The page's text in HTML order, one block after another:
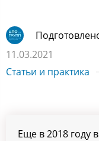
11.03.2021
Статьи и практика
Еще в 2018 году